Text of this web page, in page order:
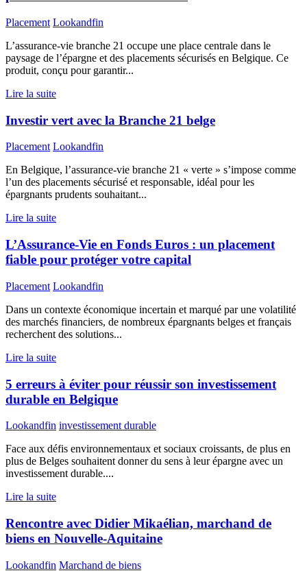
Placement Lookandfin
L’assurance-vie branche 21 occupe une place centrale dans le
paysage de l’épargne et des placements sécurisés en Belgique. Ce
produit, conçu pour garantir...
Lire la suite
Investir vert avec la Branche 21 belge
Placement Lookandfin
En Belgique, l’assurance-vie branche 21 « verte » s’impose comme
l’un des placements sécurisé et responsable, idéal pour les
épargnants prudents souhaitant...
Lire la suite
L’Assurance-Vie en Fonds Euros : un placement
fiable pour protéger votre capital
Placement Lookandfin
Dans un contexte économique incertain et marqué par une volatilité
des marchés financiers, de nombreux épargnants belges et français
recherchent des solutions...
Lire la suite
5 erreurs à éviter pour réussir son investissement
durable en Belgique
Lookandfin investissement durable
Face aux défis environnementaux et sociaux croissants, de plus en
plus de Belges souhaitent donner du sens à leur épargne avec un
investissement durable....
Lire la suite
Rencontre avec Didier Mikaélian, marchand de
biens en Nouvelle-Aquitaine
Lookandfin Marchand de biens